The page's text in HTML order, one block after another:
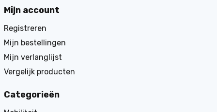
Mijn account
Registreren
Mijn bestellingen
Mijn verlanglijst
Vergelijk producten
Categorieën